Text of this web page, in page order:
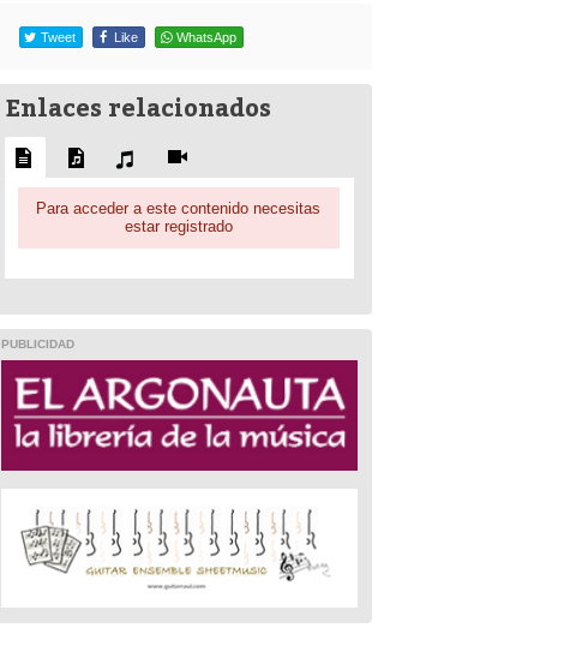
Tweet Like WhatsApp
Enlaces relacionados
Para acceder a este contenido necesitas
estar registrado
PUBLICIDAD